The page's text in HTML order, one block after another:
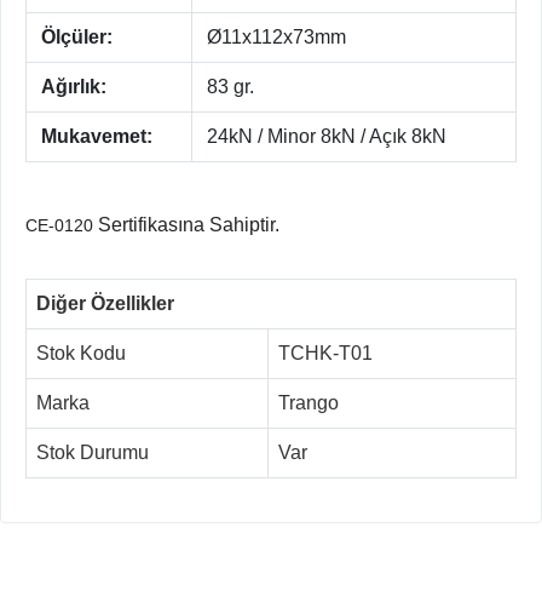
Ölçüler: Ø11x112x73mm
Ağırlık: 83 gr.
Mukavemet: 24kN / Minor 8kN / Açık 8kN
CE-0120 Sertifikasına Sahiptir.
Diğer Özellikler
Stok Kodu TCHK-T01
Marka Trango
Stok Durumu Var